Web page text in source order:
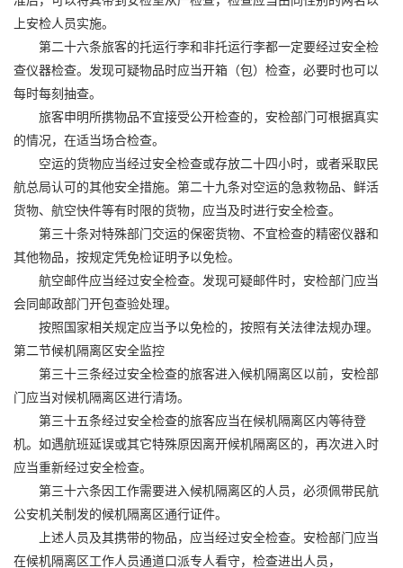
上安检人员实施。
第二十六条旅客的托运行李和非托运行李都一定要经过安全检
查仪器检查。发现可疑物品时应当开箱（包）检查，必要时也可以
每时每刻抽查。
旅客申明所携物品不宜接受公开检查的，安检部门可根据真实
的情况，在适当场合检查。
空运的货物应当经过安全检查或存放二十四小时，或者采取民
航总局认可的其他安全措施。第二十九条对空运的急救物品、鲜活
货物、航空快件等有时限的货物，应当及时进行安全检查。
第三十条对特殊部门交运的保密货物、不宜检查的精密仪器和
其他物品，按规定凭免检证明予以免检。
航空邮件应当经过安全检查。发现可疑邮件时，安检部门应当
会同邮政部门开包查验处理。
按照国家相关规定应当予以免检的，按照有关法律法规办理。
第二节候机隔离区安全监控
第三十三条经过安全检查的旅客进入候机隔离区以前，安检部
门应当对候机隔离区进行清场。
第三十五条经过安全检查的旅客应当在候机隔离区内等待登
机。如遇航班延误或其它特殊原因离开候机隔离区的，再次进入时
应当重新经过安全检查。
第三十六条因工作需要进入候机隔离区的人员，必须佩带民航
公安机关制发的候机隔离区通行证件。
上述人员及其携带的物品，应当经过安全检查。安检部门应当
在候机隔离区工作人员通道口派专人看守，检查进出人员，